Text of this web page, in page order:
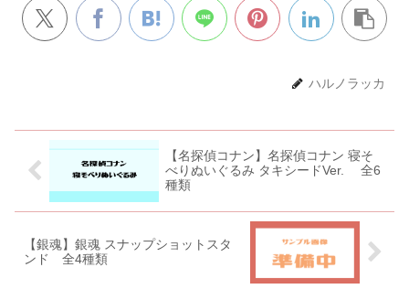
ハルノラッカ
【名探偵コナン】名探偵コナン 寝そ
べりぬいぐるみ タキシードVer. 全6
種類
【銀魂】銀魂 スナップショットスタ
ンド 全4種類